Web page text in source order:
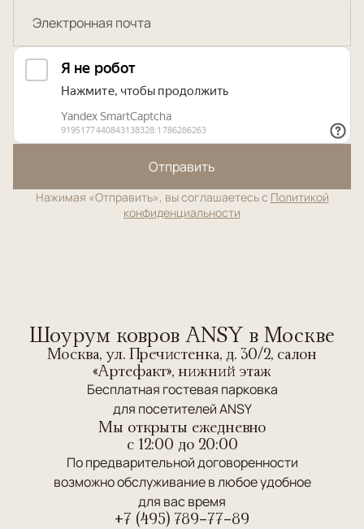
Отправить
Нажимая «Отправить», вы соглашаетесь с Политикой
конфиденциальности
Шоурум ковров ANSY в Москве
Москва, ул. Пречистенка, д. 30/2, салон
«Артефакт», нижний этаж
Бесплатная гостевая парковка
для посетителей ANSY
Мы открыты ежедневно
c 12:00 до 20:00
По предварительной договоренности
возможно обслуживание в любое удобное
для вас время
+7 (495) 789-77-89